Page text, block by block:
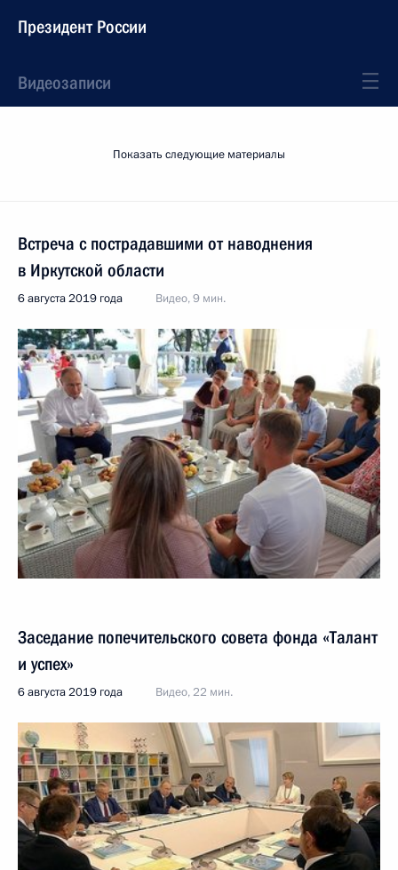
Президент России
Видеозаписи
Показать следующие материалы
Встреча с пострадавшими от наводнения
в Иркутской области
6 августа 2019 года Видео, 9 мин.
Заседание попечительского совета фонда «Талант
и успех»
6 августа 2019 года Видео, 22 мин.